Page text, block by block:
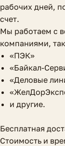
рабочих дней,
счет.
Мы работаем с
компаниями,
«ПЭК»
«Байкал-
«Деловые
и другие.
Бесплатная
Стоимость и